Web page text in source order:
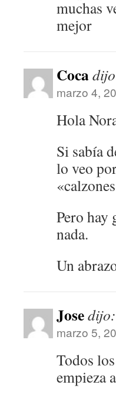
muchas
mejor
Coca
marzo 4,
Hola
Si sabía
lo veo
Pero hay
nada.
Un
Josedijo:
marzo 5,
Todos
empieza